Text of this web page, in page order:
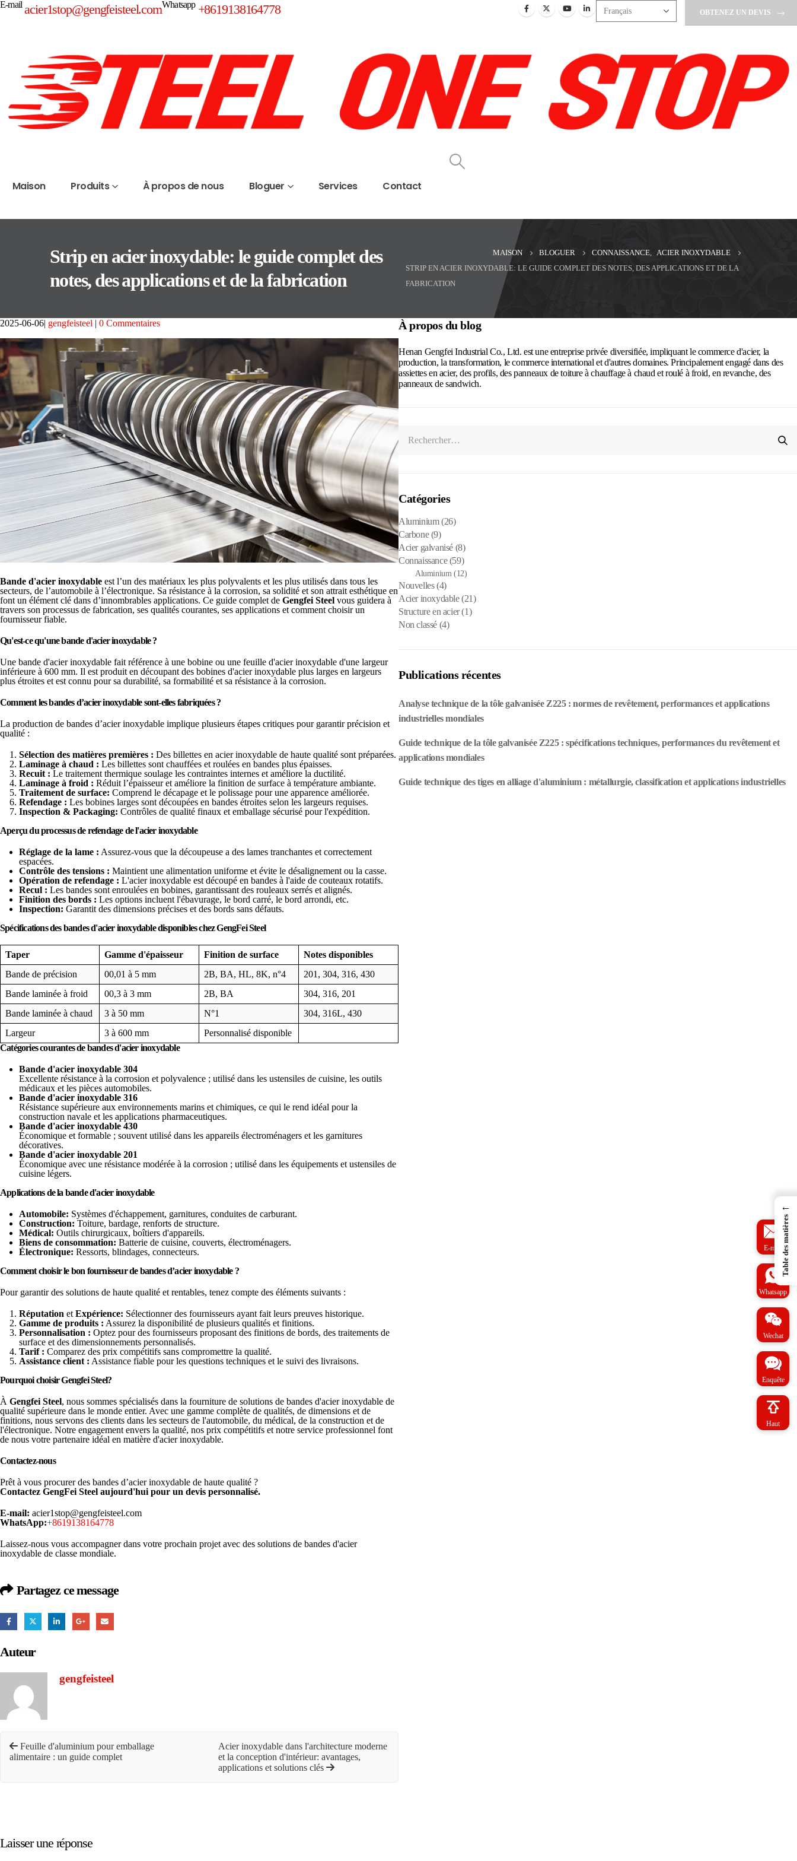
E-mail acier1stop@gengfeisteel.comWhatsapp +8619138164778 OBTENEZ UN DEVIS
Maison Produits À propos de nous Bloguer Services Contact
Strip en acier inoxydable: le guide complet des
notes, des applications et de la fabrication
MAISON BLOGUER CONNAISSANCE
ACIER INOXYDABLE
STRIP EN ACIER INOXYDABLE: LE GUIDE COMPLET DES NOTES, DES APPLICATIONS ET DE LA
FABRICATION
2025-06-06 gengfeisteel 0 Commentaires
Bande d'acier inoxydable est l’un des matériaux les plus polyvalents et les plus utilisés dans tous les
secteurs, de l’automobile à l’électronique. Sa résistance à la corrosion, sa solidité et son attrait esthétique en
font un élément clé dans d’innombrables applications. Ce guide complet de Gengfei Steel vous guidera à
travers son processus de fabrication, ses qualités courantes, ses applications et comment choisir un
fournisseur fiable.
Qu'est-ce qu'une bande d'acier inoxydable ?
Une bande d'acier inoxydable fait référence à une bobine ou une feuille d'acier inoxydable d'une largeur
inférieure à 600 mm. Il est produit en découpant des bobines d'acier inoxydable plus larges en largeurs
plus étroites et est connu pour sa durabilité, sa formabilité et sa résistance à la corrosion.
Comment les bandes d’acier inoxydable sont-elles fabriquées ?
La production de bandes d’acier inoxydable implique plusieurs étapes critiques pour garantir précision et
qualité :
Sélection des matières premières : Des billettes en acier inoxydable de haute qualité sont préparées.
Laminage à chaud : Les billettes sont chauffées et roulées en bandes plus épaisses.
Recuit : Le traitement thermique soulage les contraintes internes et améliore la ductilité.
Laminage à froid : Réduit l’épaisseur et améliore la finition de surface à température ambiante.
Traitement de surface: Comprend le décapage et le polissage pour une apparence améliorée.
Refendage : Les bobines larges sont découpées en bandes étroites selon les largeurs requises.
Inspection & Packaging: Contrôles de qualité finaux et emballage sécurisé pour l'expédition.
Aperçu du processus de refendage de l'acier inoxydable
Réglage de la lame : Assurez-vous que la découpeuse a des lames tranchantes et correctement
espacées.
Contrôle des tensions : Maintient une alimentation uniforme et évite le désalignement ou la casse.
Opération de refendage : L'acier inoxydable est découpé en bandes à l'aide de couteaux rotatifs.
Recul : Les bandes sont enroulées en bobines, garantissant des rouleaux serrés et alignés.
Finition des bords : Les options incluent l'ébavurage, le bord carré, le bord arrondi, etc.
Inspection: Garantit des dimensions précises et des bords sans défauts.
Spécifications des bandes d'acier inoxydable disponibles chez GengFei Steel
Taper Gamme d'épaisseur Finition de surface
Notes disponibles
Bande de précision
00,01 à 5 mm 2B, BA, HL, 8K, n°4
201, 304, 316, 430
Bande laminée à froid
00,3 à 3 mm 2B, BA
304, 316, 201
Bande laminée à chaud
3 à 50 mm N°1
304, 316L, 430
Largeur
3 à 600 mm
Personnalisé disponible
Catégories courantes de bandes d'acier inoxydable
Bande d'acier inoxydable 304
Excellente résistance à la corrosion et polyvalence ; utilisé dans les ustensiles de cuisine, les outils
médicaux et les pièces automobiles.
Bande d'acier inoxydable 316
Résistance supérieure aux environnements marins et chimiques, ce qui le rend idéal pour la
construction navale et les applications pharmaceutiques.
Bande d'acier inoxydable 430
Économique et formable ; souvent utilisé dans les appareils électroménagers et les garnitures
décoratives.
Bande d'acier inoxydable 201
Économique avec une résistance modérée à la corrosion ; utilisé dans les équipements et ustensiles de
cuisine légers.
Applications de la bande d'acier inoxydable
Automobile: Systèmes d'échappement, garnitures, conduites de carburant.
Construction: Toiture, bardage, renforts de structure.
Médical: Outils chirurgicaux, boîtiers d'appareils.
Biens de consommation: Batterie de cuisine, couverts, électroménagers.
Électronique: Ressorts, blindages, connecteurs.
Comment choisir le bon fournisseur de bandes d’acier inoxydable ?
Pour garantir des solutions de haute qualité et rentables, tenez compte des éléments suivants :
Réputation et Expérience: Sélectionner des fournisseurs ayant fait leurs preuves historique.
Gamme de produits : Assurez la disponibilité de plusieurs qualités et finitions.
Personnalisation : Optez pour des fournisseurs proposant des finitions de bords, des traitements de
surface et des dimensionnements personnalisés.
Tarif : Comparez des prix compétitifs sans compromettre la qualité.
Assistance client : Assistance fiable pour les questions techniques et le suivi des livraisons.
Pourquoi choisir Gengfei Steel?
À Gengfei Steel, nous sommes spécialisés dans la fourniture de solutions de bandes d'acier inoxydable de
qualité supérieure dans le monde entier. Avec une gamme complète de qualités, de dimensions et de
finitions, nous servons des clients dans les secteurs de l'automobile, du médical, de la construction et de
l'électronique. Notre engagement envers la qualité, nos prix compétitifs et notre service professionnel font
de nous votre partenaire idéal en matière d'acier inoxydable.
Contactez-nous
Prêt à vous procurer des bandes d’acier inoxydable de haute qualité ?
Contactez GengFei Steel aujourd'hui pour un devis personnalisé.
E-mail: acier1stop@gengfeisteel.com
WhatsApp:+8619138164778
Laissez-nous vous accompagner dans votre prochain projet avec des solutions de bandes d'acier
inoxydable de classe mondiale.
Partagez ce message
Auteur
gengfeisteel
Feuille d'aluminium pour emballage
alimentaire : un guide complet
Acier inoxydable dans l'architecture moderne
et la conception d'intérieur: avantages,
applications et solutions clés
Laisser une réponse
À propos du blog
Henan Gengfei Industrial Co., Ltd. est une entreprise privée diversifiée, impliquant le commerce d'acier, la
production, la transformation, le commerce international et d'autres domaines. Principalement engagé dans des
assiettes en acier, des profils, des panneaux de toiture à chauffage à chaud et roulé à froid, en revanche, des
panneaux de sandwich.
Catégories
Aluminium(26)
Carbone(9)
Acier galvanisé (8)
Connaissance(59)
Aluminium (12)
Nouvelles(4)
Acier inoxydable(21)
Structure en acier(1)
Non classé (4)
Publications récentes
Analyse technique de la tôle galvanisée Z225 : normes de revêtement, performances et applications
industrielles mondiales
Guide technique de la tôle galvanisée Z225 : spécifications techniques, performances du revêtement et
applications mondiales
Guide technique des tiges en alliage d'aluminium : métallurgie, classification et applications industrielles
E-mail
Whatsapp
Wechat
Enquête
Haut
←
Table des matières